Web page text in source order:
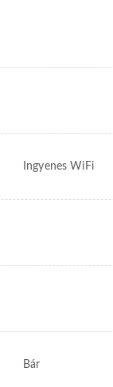
Ingyenes WiFi
Bár